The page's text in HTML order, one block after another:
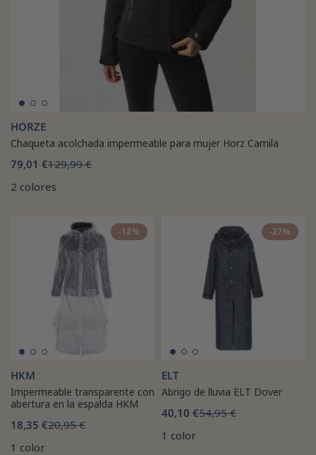
HORZE
Chaqueta acolchada impermeable para mujer Horz Camila
79,01 €129,99 €
2 colores
-12%
HKM
Impermeable transparente con
abertura en la espalda HKM
18,35 €20,95 €
1 color
-27%
ELT
Abrigo de lluvia ELT Dover
40,10 €54,95 €
1 color